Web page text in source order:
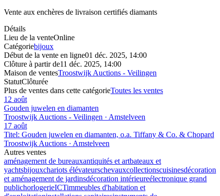
Vente aux enchères de livraison certifiés diamants
Détails
Lieu de la venteOnline
Catégoriebijoux
Début de la vente en ligne01 déc. 2025, 14:00
Clôture à partir de11 déc. 2025, 14:00
Maison de ventesTroostwijk Auctions - Veilingen
StatutClôturée
Plus de ventes dans cette catégorieToutes les ventes
12 août
Gouden juwelen en diamanten
Troostwijk Auctions - Veilingen · Amstelveen
17 août
Titel: Gouden juwelen en diamanten, o.a. Tiffany & Co. & Chopard
Troostwijk Auctions · Amstelveen
Autres ventes
aménagement de bureauxantiquités et artbateaux et
yachtsbijouxchariots élévateurschevauxcollectionscuisinesdécoration
et aménagement de jardinsdécoration intérieureélectronique grand
publichorlogerieICTimmeubles d'habitation et